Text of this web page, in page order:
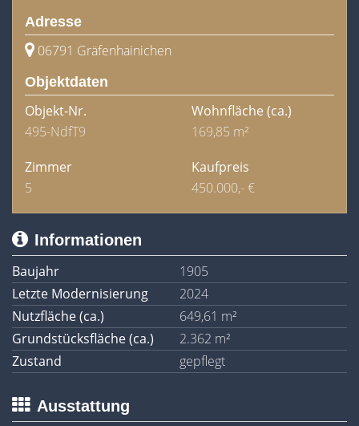
Adresse
06791 Gräfenhainichen
Objektdaten
Objekt-Nr.
495-NdfT9
Wohnfläche (ca.)
169,85 m²
Zimmer
5
Kaufpreis
450.000,- €
Informationen
Baujahr
1905
Letzte Modernisierung
2024
Nutzfläche (ca.)
649,61 m²
Grundstücksfläche (ca.)
2.362 m²
Zustand
gepflegt
Ausstattung